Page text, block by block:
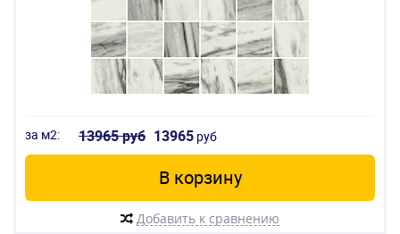
за м2: 13965 руб 13965 руб
В корзину
Добавить к сравнению